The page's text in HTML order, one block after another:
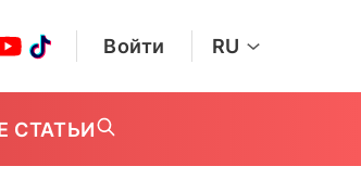
Войти RU
СТАТЬИ